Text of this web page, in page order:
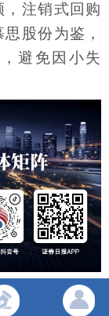
注销式回购
股份为鉴，
避免因小失